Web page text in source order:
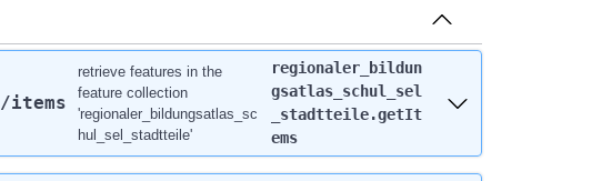
/items
retrieve features in the
feature collection
'regionaler_bildungsatlas_sc
hul_sel_stadtteile'
regionaler_bildun
gsatlas_schul_sel
_stadtteile.getIt
ems